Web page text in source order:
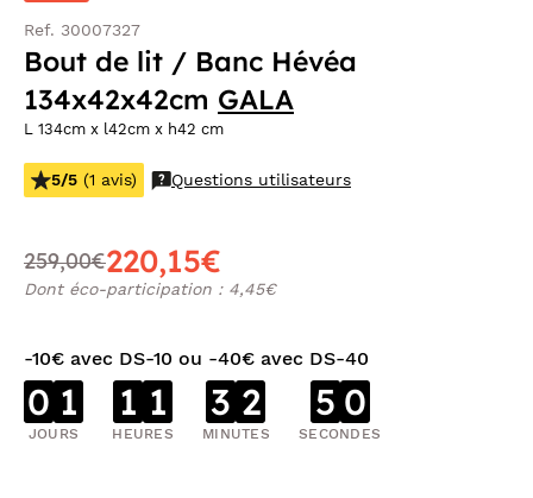
Ref. 30007327
Bout de lit / Banc Hévéa
134x42x42cm GALA
L 134cm x l42cm x h42 cm
5/5 (1 avis) Questions utilisateurs
259,00€220,15€
Dont éco-participation : 4,45€
-10€ avec DS-10 ou -40€ avec DS-40
0 1
JOURS
1 1
HEURES
3 2
MINUTES
4 9
SECONDES